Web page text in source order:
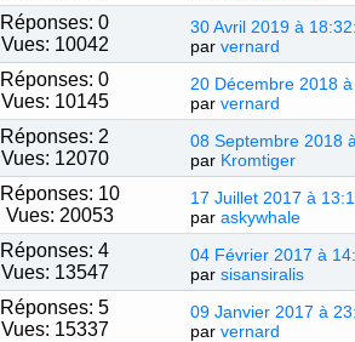
Réponses: 0
Vues: 10042
30 Avril 2019 à
par vernard
Réponses: 0
Vues: 10145
20 Décembre 2018
par vernard
Réponses: 2
Vues: 12070
08 Septembre 2018
par Kromtiger
Réponses: 10
Vues: 20053
17 Juillet 2017 à
par askywhale
Réponses: 4
Vues: 13547
04 Février 2017 à
par sisansiralis
Réponses: 5
Vues: 15337
09 Janvier 2017 à
par vernard